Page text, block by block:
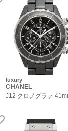
luxury
CHANEL
J12 クロノグラフ